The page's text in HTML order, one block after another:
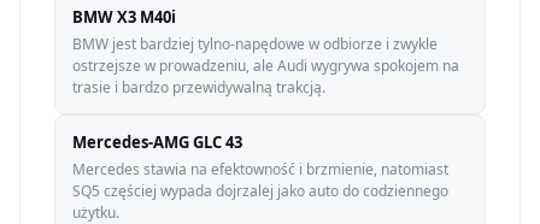
BMW X3 M40i
BMW jest bardziej tylno-napędowe w odbiorze i zwykle
ostrzejsze w prowadzeniu, ale Audi wygrywa spokojem na
trasie i bardzo przewidywalną trakcją.
Mercedes-AMG GLC 43
Mercedes stawia na efektowność i brzmienie, natomiast
SQ5 częściej wypada dojrzalej jako auto do codziennego
użytku.